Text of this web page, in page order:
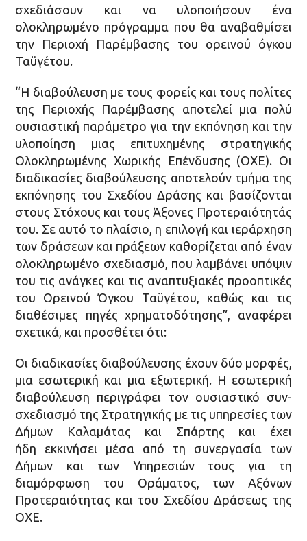
σχεδιάσουν και να υλοποιήσουν ένα
ολοκληρωμένο πρόγραμμα που θα αναβαθμίσει
την Περιοχή Παρέμβασης του ορεινού όγκου
Ταϋγέτου.
“Η διαβούλευση με τους φορείς και τους πολίτες
της Περιοχής Παρέμβασης αποτελεί μια πολύ
ουσιαστική παράμετρο για την εκπόνηση και την
υλοποίηση μιας επιτυχημένης στρατηγικής
Ολοκληρωμένης Χωρικής Επένδυσης (ΟΧΕ). Οι
διαδικασίες διαβούλευσης αποτελούν τμήμα της
εκπόνησης του Σχεδίου Δράσης και βασίζονται
στους Στόχους και τους Άξονες Προτεραιότητάς
του. Σε αυτό το πλαίσιο, η επιλογή και ιεράρχηση
των δράσεων και πράξεων καθορίζεται από έναν
ολοκληρωμένο σχεδιασμό, που λαμβάνει υπόψιν
του τις ανάγκες και τις αναπτυξιακές προοπτικές
του Ορεινού Όγκου Ταϋγέτου, καθώς και τις
διαθέσιμες πηγές χρηματοδότησης”, αναφέρει
σχετικά, και προσθέτει ότι:
Οι διαδικασίες διαβούλευσης έχουν δύο μορφές,
μια εσωτερική και μια εξωτερική. Η εσωτερική
διαβούλευση περιγράφει τον ουσιαστικό συν-
σχεδιασμό της Στρατηγικής με τις υπηρεσίες των
Δήμων Καλαμάτας και Σπάρτης και έχει
ήδη εκκινήσει μέσα από τη συνεργασία των
Δήμων και των Υπηρεσιών τους για τη
διαμόρφωση του Οράματος, των Αξόνων
Προτεραιότητας και του Σχεδίου Δράσεως της
ΟΧΕ.